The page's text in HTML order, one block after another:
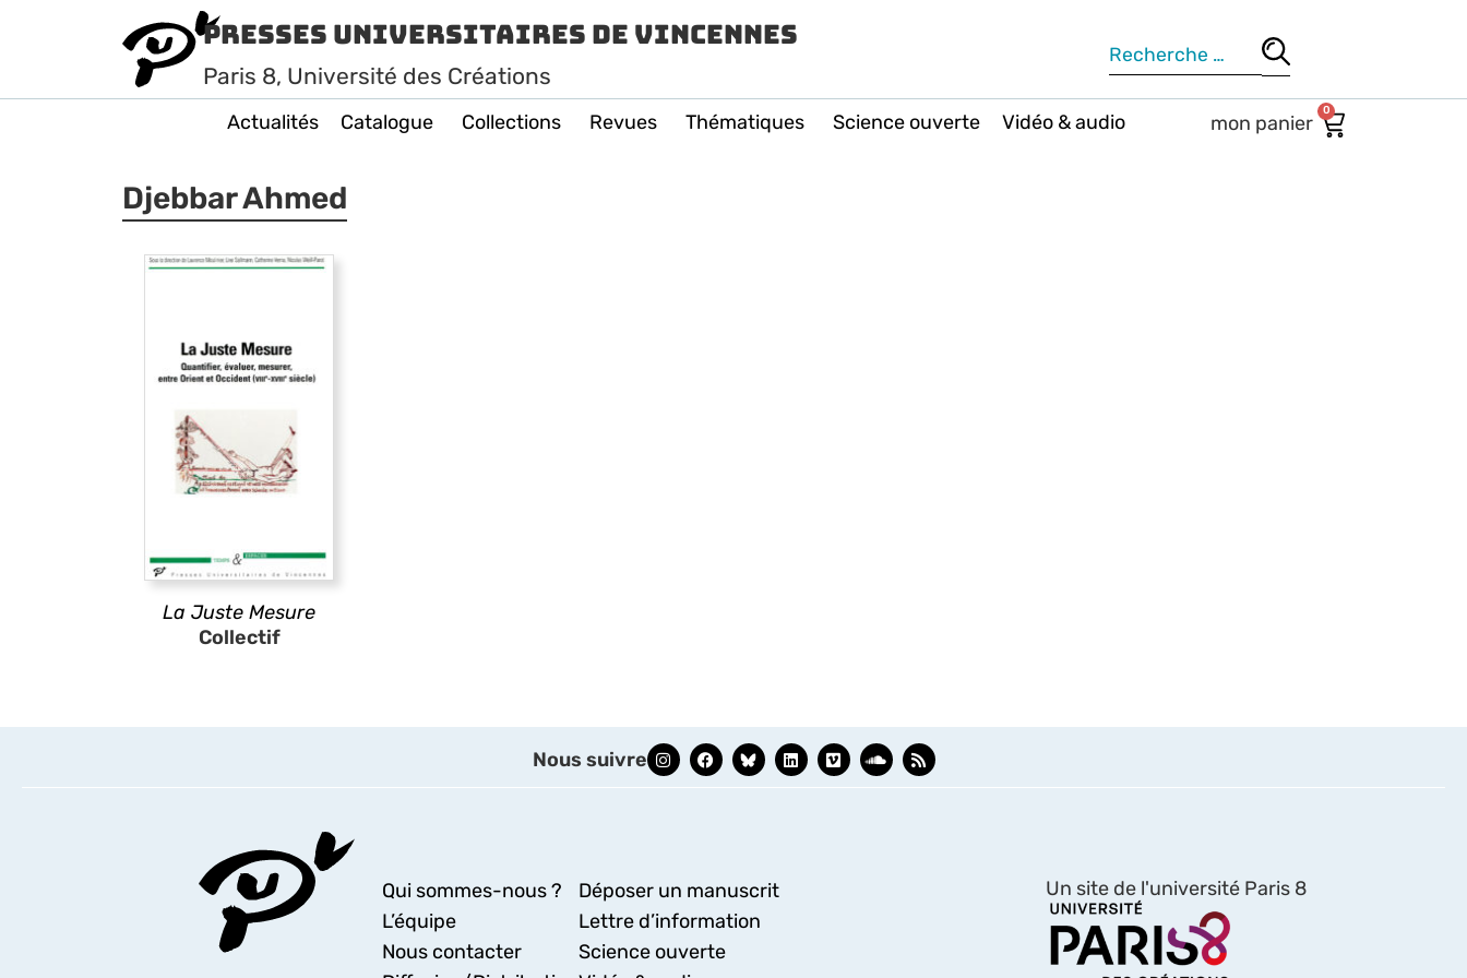
Presses Universitaires de Vincennes
Paris 8, Université des Créations
Actualités Catalogue Collections Revues Thématiques Science ouverte Vidéo & audio 0
Djebbar Ahmed
La Juste Mesure
Collectif
Nous suivre
Qui sommes-nous ?
L’équipe
Nous contacter
Déposer un manuscrit
Lettre d’information
Science ouverte
Un site de l'université Paris 8